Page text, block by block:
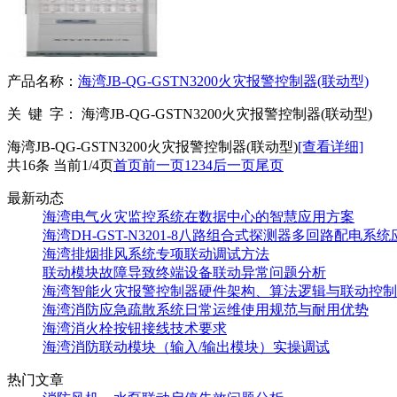
产品名称： 海湾JB-QG-GSTN3200火灾报警控制器(联动型)
关 键 字： 海湾JB-QG-GSTN3200火灾报警控制器(联动型)
海湾JB-QG-GSTN3200火灾报警控制器(联动型)[查看详细]
共16条 当前1/4页首页前一页1 234后一页尾页
最新动态
海湾电气火灾监控系统在数据中心的智慧应用方案
海湾DH-GST-N3201-8八路组合式探测器多回路配电系统
海湾排烟排风系统专项联动调试方法
联动模块故障导致终端设备联动异常问题分析
海湾智能火灾报警控制器硬件架构、算法逻辑与联动控
海湾消防应急疏散系统日常运维使用规范与耐用优势
海湾消火栓按钮接线技术要求
海湾消防联动模块（输入/输出模块）实操调试
热门文章